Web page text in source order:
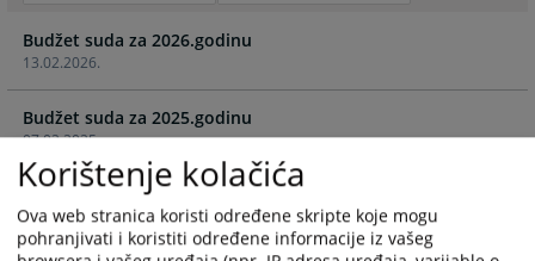
forward
to
interact
with
the
calendar
select
a
forward
interact
with
the
calendar
select
a
13.02.2026.
Budžet suda za 2026.godinu
07.02.2025.
Budžet suda za 2025.godinu
21.02.2024.
Budžet suda za 2024.godinu
Korištenje kolačića
Ova web stranica koristi određene skripte koje mogu
pohranjivati i koristiti određene informacije iz vašeg